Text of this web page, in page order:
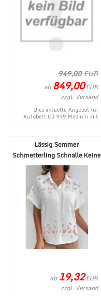
949,00EUR
ab 849,00EUR
zzgl. Versand
Dies aktuelle Angebot für
Autobett GT 999 Medium mit
Lässig Sommer
Schmetterling Schnalle Keine
Elastizität Kurzarm S ...
ab 19,32EUR
zzgl. Versand